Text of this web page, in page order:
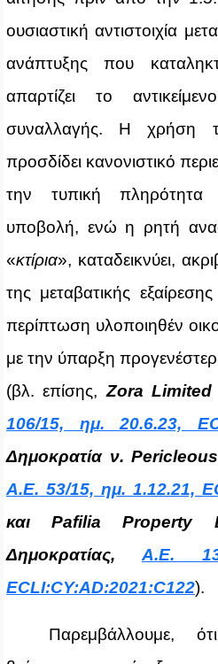
ουσιαστική αντιστοιχία
ανάπτυξης που
απαρτίζει το
συναλλαγής. Η χρήση
προσδίδει κανονιστικό
την τυπική
υποβολή, ενώ η ρητή
«κτίρια», καταδεικνύει,
της μεταβατικής
περίπτωση υλοποιηθέν
με την ύπαρξη
(βλ. επίσης,Zora Limited
106/15, ημ. 20.6.23,
Δημοκρατία ν.
A.E. 53/15, ημ. 1.12.21,
και Pafilia Property
Δημοκρατίας, Α.Ε.
ECLI:CY:AD:2021:C122).
Παρεμβάλλουμε,